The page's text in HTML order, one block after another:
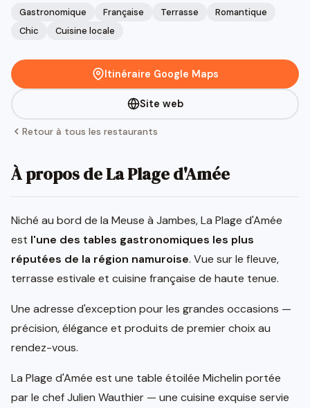
Gastronomique Française Terrasse
Romantique
Chic
Cuisine locale
Itinéraire Google Maps
Site web
Retour à tous les restaurants
À propos de La Plage d'Amée
Niché au bord de la Meuse à Jambes, La Plage d'Amée
est l'une des tables gastronomiques les plus
réputées de la région namuroise. Vue sur le fleuve,
terrasse estivale et cuisine française de haute tenue.
Une adresse d'exception pour les grandes occasions —
précision, élégance et produits de premier choix au
rendez-vous.
La Plage d'Amée est une table étoilée Michelin portée
par le chef Julien Wauthier — une cuisine exquise servie